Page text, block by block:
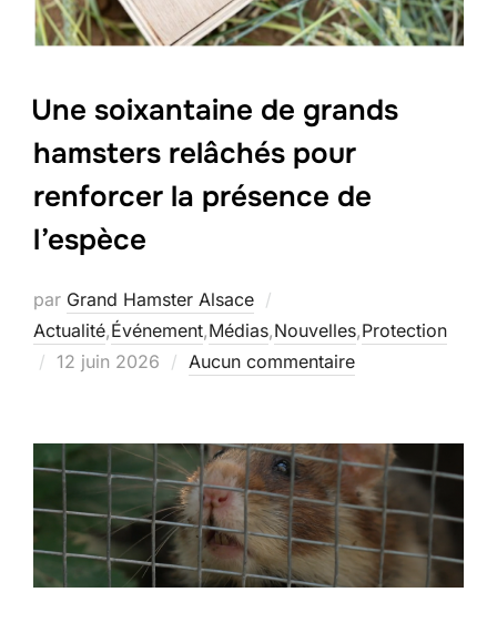
Une soixantaine de grands
hamsters relâchés pour
renforcer la présence de
l’espèce
par Grand Hamster Alsace
Actualité,Événement,Médias,Nouvelles,Protection
Publié
12 juin 2026 Aucun commentaire